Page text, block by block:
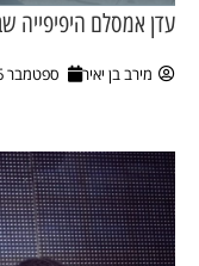
עדן אמסלם היפיפייה
מירב בן יאיר ספטמבר 26, 2023